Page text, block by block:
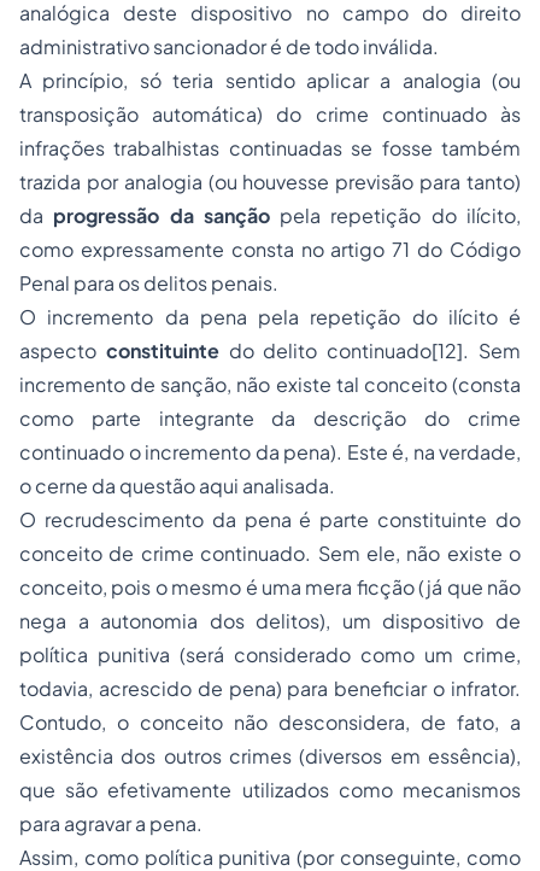
analógica deste dispositivo no campo do direito
administrativo sancionador é de todo inválida.
A princípio, só teria sentido aplicar a analogia (ou
transposição automática) do crime continuado às
infrações trabalhistas continuadas se fosse também
trazida por analogia (ou houvesse previsão para tanto)
da progressão da sançãopela repetição do ilícito,
como expressamente consta no artigo 71 do Código
Penal para os delitos penais.
O incremento da pena pela repetição do ilícito é
aspecto constituintedo delito continuado[12]. Sem
incremento de sanção, não existe tal conceito (consta
como parte integrante da descrição do crime
continuado o incremento da pena). Este é, na verdade,
o cerne da questão aqui analisada.
O recrudescimento da pena é parte constituinte do
conceito de crime continuado. Sem ele, não existe o
conceito, pois o mesmo é uma mera ficção (já que não
nega a autonomia dos delitos), um dispositivo de
política punitiva (será considerado como um crime,
todavia, acrescido de pena) para beneficiar o infrator.
Contudo, o conceito não desconsidera, de fato, a
existência dos outros crimes (diversos em essência),
que são efetivamente utilizados como mecanismos
para agravar a pena.
Assim, como política punitiva (por conseguinte, como